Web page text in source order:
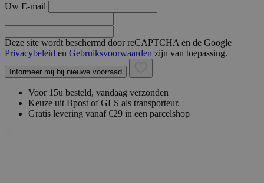
Uw E-mail
Deze site wordt beschermd door reCAPTCHA en de Google
Privacybeleid en Gebruiksvoorwaarden zijn van toepassing.
Informeer mij bij nieuwe voorraad
Voor 15u besteld, vandaag verzonden
Keuze uit Bpost of GLS als transporteur.
Gratis levering vanaf €29 in een parcelshop